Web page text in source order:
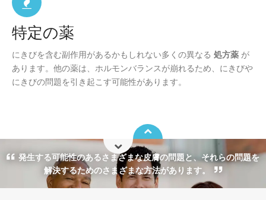
特定の薬
にきびを含む副作用があるかもしれない多くの異なる 処方薬 が
あります。他の薬は、ホルモンバランスが崩れるため、にきびや
にきびの問題を引き起こす可能性があります。
発生する可能性のあるさまざまな皮膚の問題と、それらの問題を
解決するためのさまざまな方法があります。